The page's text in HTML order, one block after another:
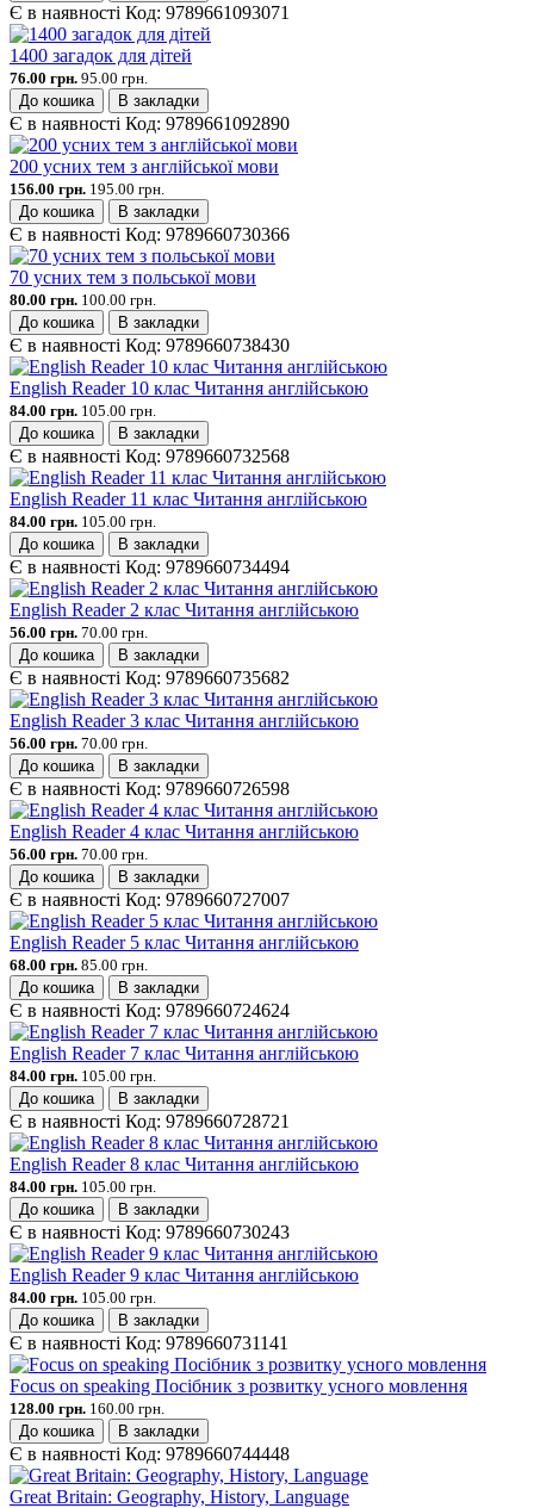
Є в наявності Код: 9789661093071
1400 загадок для дітей
76.00 грн. 95.00 грн.
До кошика
В закладки
Є в наявності Код: 9789661092890
200 усних тем з англійської мови
156.00 грн. 195.00 грн.
До кошика
В закладки
Є в наявності Код: 9789660730366
70 усних тем з польської мови
80.00 грн. 100.00 грн.
До кошика
В закладки
Є в наявності Код: 9789660738430
English Reader 10 клас Читання англійською
84.00 грн. 105.00 грн.
До кошика
В закладки
Є в наявності Код: 9789660732568
English Reader 11 клас Читання англійською
84.00 грн. 105.00 грн.
До кошика
В закладки
Є в наявності Код: 9789660734494
English Reader 2 клас Читання англійською
56.00 грн. 70.00 грн.
До кошика
В закладки
Є в наявності Код: 9789660735682
English Reader 3 клас Читання англійською
56.00 грн. 70.00 грн.
До кошика
В закладки
Є в наявності Код: 9789660726598
English Reader 4 клас Читання англійською
56.00 грн. 70.00 грн.
До кошика
В закладки
Є в наявності Код: 9789660727007
English Reader 5 клас Читання англійською
68.00 грн. 85.00 грн.
До кошика
В закладки
Є в наявності Код: 9789660724624
English Reader 7 клас Читання англійською
84.00 грн. 105.00 грн.
До кошика
В закладки
Є в наявності Код: 9789660728721
English Reader 8 клас Читання англійською
84.00 грн. 105.00 грн.
До кошика
В закладки
Є в наявності Код: 9789660730243
English Reader 9 клас Читання англійською
84.00 грн. 105.00 грн.
До кошика
В закладки
Є в наявності Код: 9789660731141
Focus on speaking Посібник з розвитку усного мовлення
128.00 грн. 160.00 грн.
До кошика
В закладки
Є в наявності Код: 9789660744448
Great Britain: Geography, History, Language